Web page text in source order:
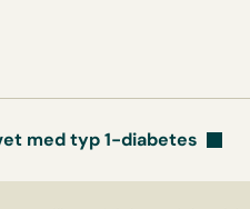
med typ 1-diabetes